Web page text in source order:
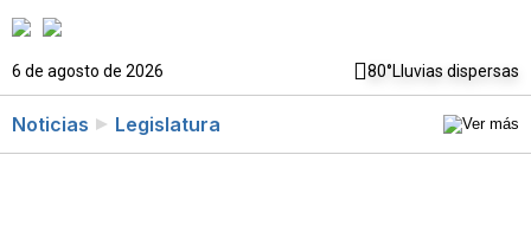
6 de agosto de 2026 80°Lluvias dispersas
Noticias Legislatura